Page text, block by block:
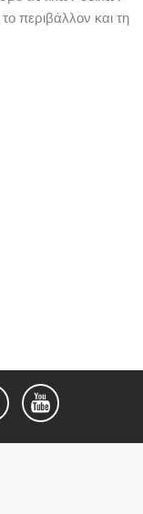
περιβάλλον και τη